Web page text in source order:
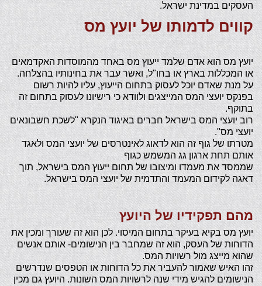
העסקים במדינת ישראל.
קווים לדמותו של יועץ מס
יועץ מס הוא אדם שלמד ייעוץ מס באחד מהמוסדות האקדמאים
או המכללות בארץ או בחו"ל, ואשר עבר את בחינותיו בהצלחה.
על מנת שאדם יוכל לעסוק בתחום הייעוץ, עליו להיות רשום
בפנקס יועצי המס המייצגים ולוודא כי רישיונו לעסוק בתחום זה
בתוקף.
רוב יועצי המס בישראל חברים באיגוד הנקרא "לשכת חשבונאים
יועצי מס".
מטרתו של גוף זה הוא לדאוג לאינטרסים של יועצי המס ולאגד
אותם תחת ארגון גג המשמש כגוף
שממסד את מעמדו ומיצובו של תחום ייעוץ המס בישראל, תוך
דאגה לקידום המעמד והתדמית של יועצי המס בישראל.
מהם תפקידיו של היועץ
יועץ מס בקיא בעיקר בתחום המיסוי. לכן הוא זה שעורך ומכין את
הדוחות של העסק, הוא זה שמחבר בין הנישומים- אותם אנשים
שהוא מייצג מול רשויות המס.
זהו האיש שאמור להעביר את כל הדוחות או הטפסים שנדרשים
הנישומים להגיש מידי שנה לרשויות המס השונות. היועץ גם מכין